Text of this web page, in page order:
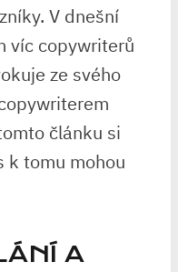
V dnešní
víc copywriterů
ze svého
článku si
k tomu mohou
A